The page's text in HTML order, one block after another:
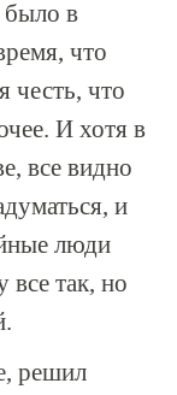
было в
что
честь, что
И хотя в
все видно
и
люди
все так, но
решил